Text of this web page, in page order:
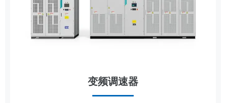
变频调速器
DCS
分布式储能，满足企业峰谷节电需求